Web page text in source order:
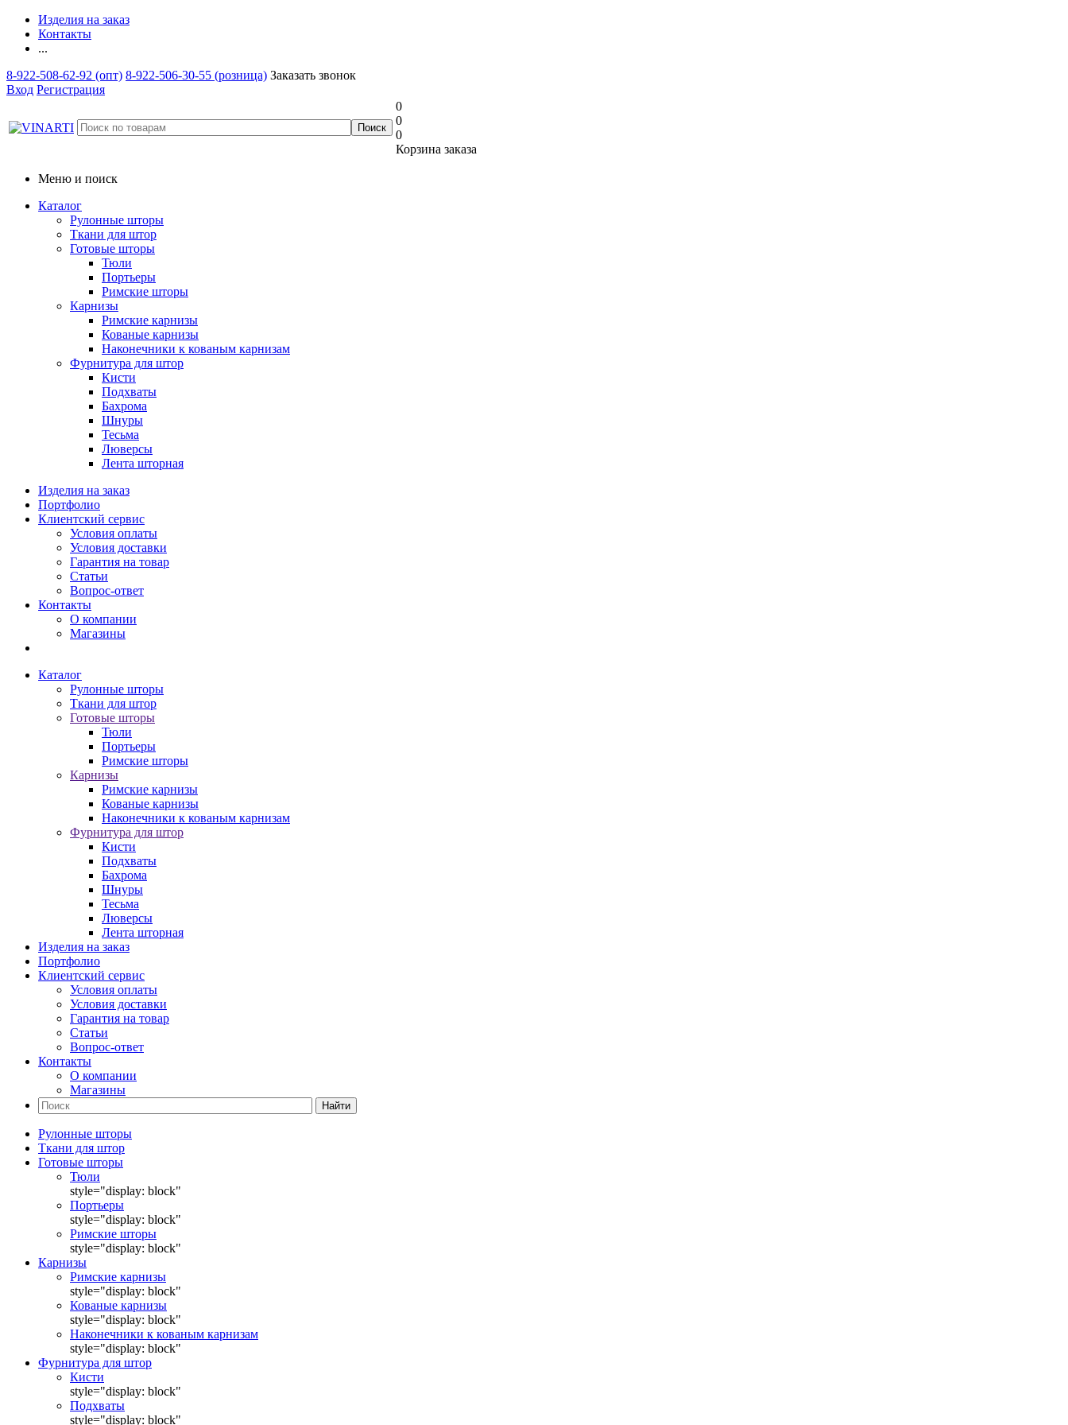
Изделия на заказ
Контакты
...
8-922-508-62-92 (опт) 8-922-506-30-55 (розница) Заказать звонок
Вход Регистрация
0
0
0
Корзина заказа
Меню и поиск
Каталог
Рулонные шторы
Ткани для штор
Готовые шторы
Тюли
Портьеры
Римские шторы
Карнизы
Римские карнизы
Кованые карнизы
Наконечники к кованым карнизам
Фурнитура для штор
Кисти
Подхваты
Бахрома
Шнуры
Тесьма
Люверсы
Лента шторная
Изделия на заказ
Портфолио
Клиентский сервис
Условия оплаты
Условия доставки
Гарантия на товар
Статьи
Вопрос-ответ
Контакты
О компании
Магазины
Каталог
Рулонные шторы
Ткани для штор
Готовые шторы
Тюли
Портьеры
Римские шторы
Карнизы
Римские карнизы
Кованые карнизы
Наконечники к кованым карнизам
Фурнитура для штор
Кисти
Подхваты
Бахрома
Шнуры
Тесьма
Люверсы
Лента шторная
Изделия на заказ
Портфолио
Клиентский сервис
Условия оплаты
Условия доставки
Гарантия на товар
Статьи
Вопрос-ответ
Контакты
О компании
Магазины
Найти
Рулонные шторы
Ткани для штор
Готовые шторы
Тюли
style="display: block"
Портьеры
style="display: block"
Римские шторы
style="display: block"
Карнизы
Римские карнизы
style="display: block"
Кованые карнизы
style="display: block"
Наконечники к кованым карнизам
style="display: block"
Фурнитура для штор
Кисти
style="display: block"
Подхваты
style="display: block"